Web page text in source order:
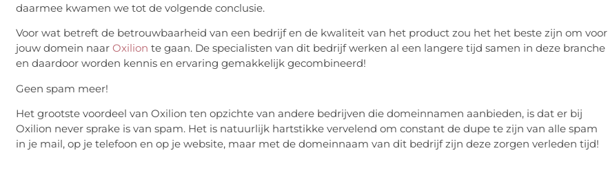
daarmee kwamen we tot de volgende conclusie.
Voor wat betreft de betrouwbaarheid van een bedrijf en de kwaliteit van het product zou het het beste zijn om voor
jouw domein naar Oxilion te gaan. De specialisten van dit bedrijf werken al een langere tijd samen in deze branche
en daardoor worden kennis en ervaring gemakkelijk gecombineerd!
Geen spam meer!
Het grootste voordeel van Oxilion ten opzichte van andere bedrijven die domeinnamen aanbieden, is dat er bij
Oxilion never sprake is van spam. Het is natuurlijk hartstikke vervelend om constant de dupe te zijn van alle spam
in je mail, op je telefoon en op je website, maar met de domeinnaam van dit bedrijf zijn deze zorgen verleden tijd!